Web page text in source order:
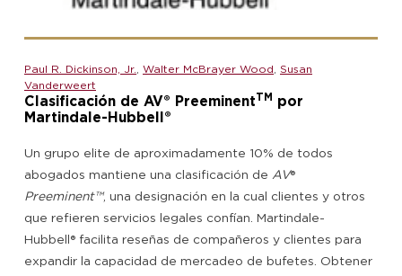
Paul R. Dickinson, Jr., Walter McBrayer Wood, Susan
Vanderweert
Clasificación de AV® PreeminentTM por
Martindale-Hubbell®
Un grupo elite de aproximadamente 10% de todos
abogados mantiene una clasificación de AV®
Preeminent™, una designación en la cual clientes y otros
que refieren servicios legales confían. Martindale-
Hubbell® facilita reseñas de compañeros y clientes para
expandir la capacidad de mercadeo de bufetes. Obtener